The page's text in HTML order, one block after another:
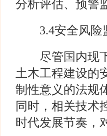
分析评估、预警
3.4安全风险
尽管国内现下
土木工程建设的
制性意义的法规
同时，相关技术
时代发展节奏，